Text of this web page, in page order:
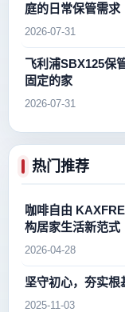
庭的日常保管需求
2026-07-31
飞利浦SBX125保
固定的家
2026-07-31
热门推荐
咖啡自由
构居家生活新范式
2026-04-28
2025-11-03